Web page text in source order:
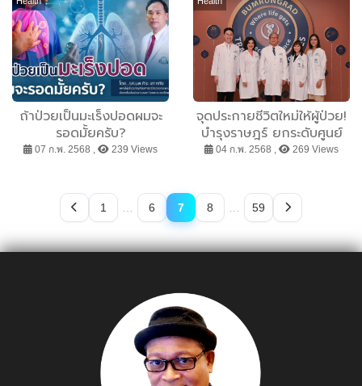
สมาคมชาวศรีสะเกษ” พร้อม
มอบถ้วยรางวัลเกียรติยศ
ถ้าป่วยเป็นมะเร็งปอดผมจะ
รอดมั้ยครับ?
07 ก.พ. 2568 , 239 Views
จุดประกายชีวิตใหม่ให้ผู้ป่วย!
บำรุงราษฎร์ ยกระดับศูนย์
การปลูกถ่ายอวัยวะชั้นนำใน
ปลูกถ่ายหัวใจ ไต ตับ และ
กระจกตา
04 ก.พ. 2568 , 269 Views
1 6 7 8 59